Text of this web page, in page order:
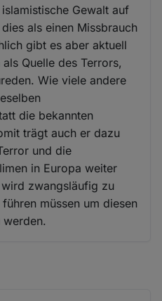
Gewalt auf
als einen Missbrauch
gibt es aber aktuell
Quelle des Terrors,
Wie viele andere
die bekannten
trägt auch er dazu
und die
in Europa weiter
zwangsläufig zu
müssen um diesen